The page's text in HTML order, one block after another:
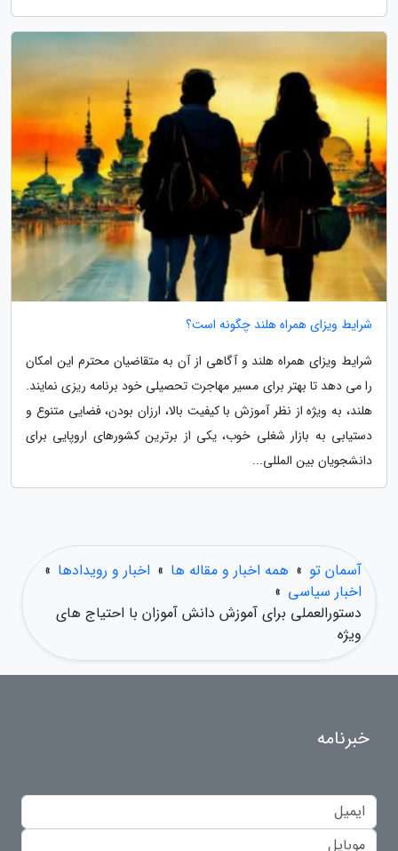
شرایط ویزای همراه هلند چگونه است؟
شرایط ویزای همراه هلند و آگاهی از آن به متقاضیان محترم این امکان
را می دهد تا بهتر برای مسیر مهاجرت تحصیلی خود برنامه ریزی نمایند.
هلند، به ویژه از نظر آموزش با کیفیت بالا، ارزان بودن، فضایی متنوع و
دستیابی به بازار شغلی خوب، یکی از برترین کشورهای اروپایی برای
دانشجویان بین المللی...
آسمان تو » همه اخبار و مقاله ها » اخبار و رویدادها »
اخبار سیاسی »
دستورالعملی برای آموزش دانش آموزان با احتیاج های
ویژه
خبرنامه